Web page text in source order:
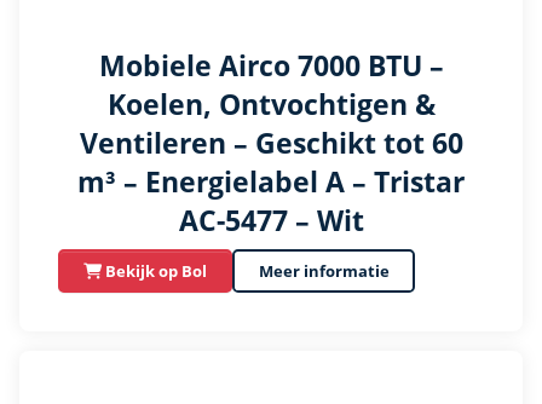
Mobiele Airco 7000 BTU –
Koelen, Ontvochtigen &
Ventileren – Geschikt tot 60
m³ – Energielabel A – Tristar
AC-5477 – Wit
Bekijk op Bol Meer informatie